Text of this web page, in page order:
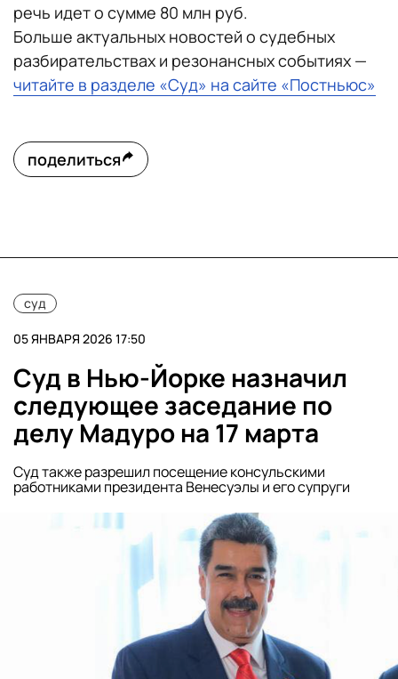
речь идет о сумме 80 млн руб.
Больше актуальных новостей о судебных
разбирательствах и резонансных событиях —
читайте в разделе «Суд» на сайте «Постньюс»
поделиться
суд
05 ЯНВАРЯ 2026 17:50
Суд в Нью-Йорке назначил
следующее заседание по
делу Мадуро на 17 марта
Суд также разрешил посещение консульскими
работниками президента Венесуэлы и его супруги